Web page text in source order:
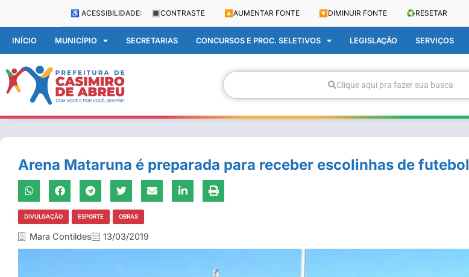
♿ ACESSIBILIDADE: 🔳 CONTRASTE 🔼 AUMENTAR FONTE 🔽 DIMINUIR FONTE ♻️RESETAR
INÍCIO MUNICÍPIO SECRETARIAS CONCURSOS E PROC. SELETIVOS LEGISLAÇÃO SERVIÇOS
Clique aqui pra fazer sua busca
Arena Mataruna é preparada para receber escolinhas de futebol
DIVULGAÇÃO ESPORTE OBRAS
Mara Contildes 13/03/2019